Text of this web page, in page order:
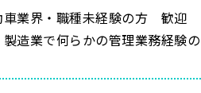
車業界・職種未経験の方
製造業で何らかの管理業務経験